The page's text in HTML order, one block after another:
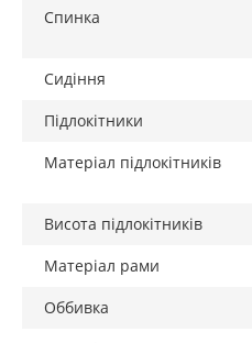
Спинка
Сидіння
Підлокітники
Матеріал підлокітників
Висота підлокітників
Матеріал рами
Оббивка